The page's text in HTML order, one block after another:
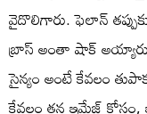
వైదొలిగారు. ఫెలాన్
బ్రాస్ అంతా షాక్
సైన్యం అంటే కేవలం
కేవలం తన ఇమేజ్ కోసం,